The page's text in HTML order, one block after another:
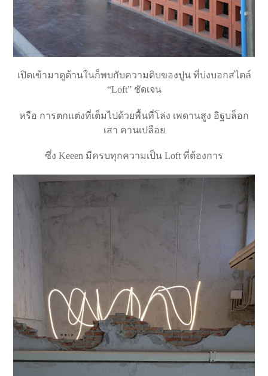
เปิดเข้ามาดูด้านในก็พบกับความดิบของปูน ที่บ่งบอกสไตล์
“Loft” ชัดเจน
หรือ การตกแต่งที่เต็มไปด้วยพื้นที่โล่ง เพดานสูง อิฐบล็อก
เสา คานเปลือย
ซึ่ง Keeen มีครบทุกความเป็น Loft ที่ต้องการ